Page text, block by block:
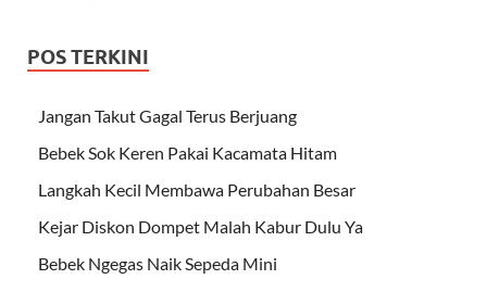
POS TERKINI
Jangan Takut Gagal Terus Berjuang
Bebek Sok Keren Pakai Kacamata Hitam
Langkah Kecil Membawa Perubahan Besar
Kejar Diskon Dompet Malah Kabur Dulu Ya
Bebek Ngegas Naik Sepeda Mini